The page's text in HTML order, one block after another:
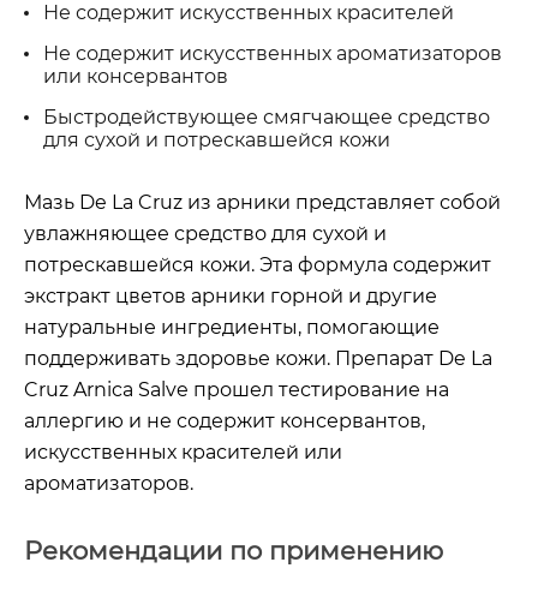
Не содержит искусственных красителей
Не содержит искусственных ароматизаторов
или консервантов
Быстродействующее смягчающее средство
для сухой и потрескавшейся кожи
Мазь De La Cruz из арники представляет собой
увлажняющее средство для сухой и
потрескавшейся кожи. Эта формула содержит
экстракт цветов арники горной и другие
натуральные ингредиенты, помогающие
поддерживать здоровье кожи. Препарат De La
Cruz Arnica Salve прошел тестирование на
аллергию и не содержит консервантов,
искусственных красителей или
ароматизаторов.
Рекомендации по применению